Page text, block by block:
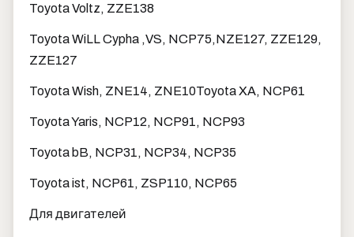
Toyota Voltz, ZZE138
Toyota WiLL Cypha ,VS, NCP75,NZE127, ZZE129,
ZZE127
Toyota Wish, ZNE14, ZNE10Toyota XA, NCP61
Toyota Yaris, NCP12, NCP91, NCP93
Toyota bB, NCP31, NCP34, NCP35
Toyota ist, NCP61, ZSP110, NCP65
Для двигателей